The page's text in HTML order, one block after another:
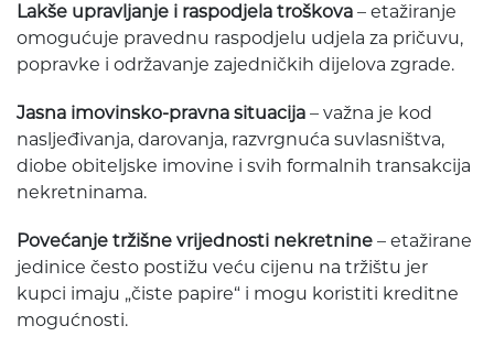
Lakše upravljanje i raspodjela troškova – etažiranje
omogućuje pravednu raspodjelu udjela za pričuvu,
popravke i održavanje zajedničkih dijelova zgrade.
Jasna imovinsko-pravna situacija – važna je kod
nasljeđivanja, darovanja, razvrgnuća suvlasništva,
diobe obiteljske imovine i svih formalnih transakcija
nekretninama.
Povećanje tržišne vrijednosti nekretnine – etažirane
jedinice često postižu veću cijenu na tržištu jer
kupci imaju „čiste papire“ i mogu koristiti kreditne
mogućnosti.